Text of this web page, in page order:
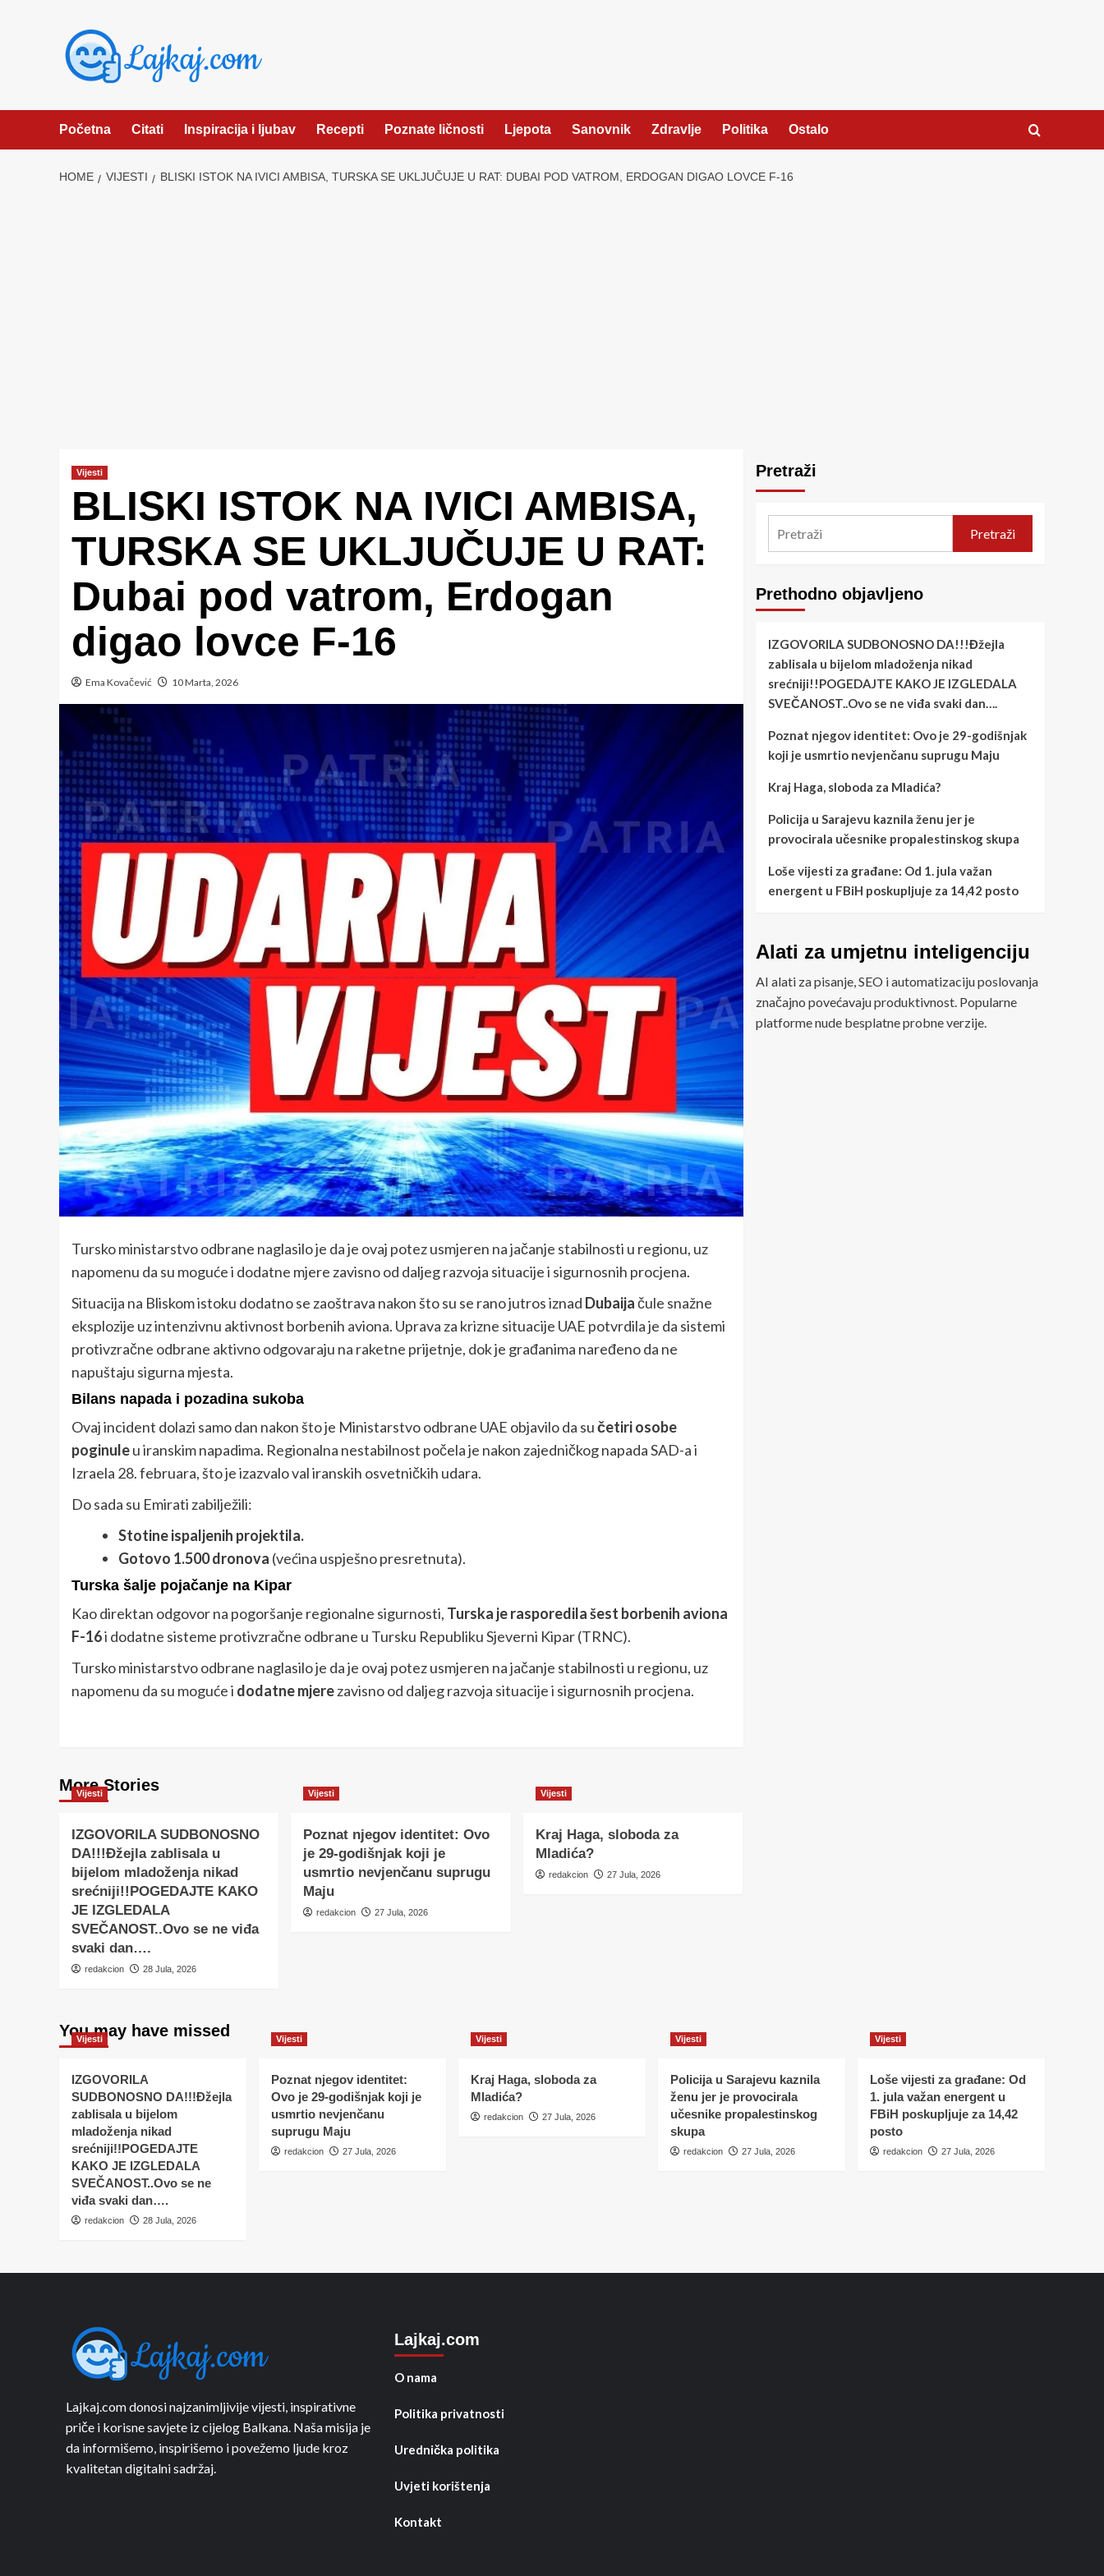
Početna Citati Inspiracija i ljubav Recepti Poznate ličnosti Ljepota Sanovnik Zdravlje Politika Ostalo
HOME VIJESTI BLISKI ISTOK NA IVICI AMBISA, TURSKA SE UKLJUČUJE U RAT: DUBAI POD VATROM, ERDOGAN DIGAO LOVCE F-16
Vijesti
BLISKI ISTOK NA IVICI AMBISA,
TURSKA SE UKLJUČUJE U RAT:
Dubai pod vatrom, Erdogan
digao lovce F-16
Ema Kovačević 10 Marta, 2026
Tursko ministarstvo odbrane naglasilo je da je ovaj potez usmjeren na jačanje stabilnosti u regionu, uz
napomenu da su moguće i dodatne mjere zavisno od daljeg razvoja situacije i sigurnosnih procjena.
Situacija na Bliskom istoku dodatno se zaoštrava nakon što su se rano jutros iznad Dubaijačule snažne
eksplozije uz intenzivnu aktivnost borbenih aviona. Uprava za krizne situacije UAE potvrdila je da sistemi
protivzračne odbrane aktivno odgovaraju na raketne prijetnje, dok je građanima naređeno da ne
napuštaju sigurna mjesta.
Bilans napada i pozadina sukoba
Ovaj incident dolazi samo dan nakon što je Ministarstvo odbrane UAE objavilo da sučetiri osobe
poginuleu iranskim napadima. Regionalna nestabilnost počela je nakon zajedničkog napada SAD-a i
Izraela 28. februara, što je izazvalo val iranskih osvetničkih udara.
Do sada su Emirati zabilježili:
Stotine ispaljenih projektila.
Gotovo 1.500 dronova (većina uspješno presretnuta).
Turska šalje pojačanje na Kipar
Kao direktan odgovor na pogoršanje regionalne sigurnosti, Turska je rasporedila šest borbenih aviona
F-16i dodatne sisteme protivzračne odbrane u Tursku Republiku Sjeverni Kipar (TRNC).
Tursko ministarstvo odbrane naglasilo je da je ovaj potez usmjeren na jačanje stabilnosti u regionu, uz
napomenu da su moguće i dodatne mjerezavisno od daljeg razvoja situacije i sigurnosnih procjena.
More Stories
Vijesti
IZGOVORILA SUDBONOSNO
DA!!!Đžejla zablisala u
bijelom mladoženja nikad
srećniji!!POGEDAJTE KAKO
JE IZGLEDALA
SVEČANOST..Ovo se ne viđa
svaki dan….
redakcion 28 Jula, 2026
Vijesti
Poznat njegov identitet: Ovo
je 29-godišnjak koji je
usmrtio nevjenčanu suprugu
Maju
redakcion 27 Jula, 2026
Vijesti
Kraj Haga, sloboda za
Mladića?
redakcion 27 Jula, 2026
Pretraži
Pretraži
Prethodno objavljeno
IZGOVORILA SUDBONOSNO DA!!!Đžejla
zablisala u bijelom mladoženja nikad
srećniji!!POGEDAJTE KAKO JE IZGLEDALA
SVEČANOST..Ovo se ne viđa svaki dan….
Poznat njegov identitet: Ovo je 29-godišnjak
koji je usmrtio nevjenčanu suprugu Maju
Kraj Haga, sloboda za Mladića?
Policija u Sarajevu kaznila ženu jer je
provocirala učesnike propalestinskog skupa
Loše vijesti za građane: Od 1. jula važan
energent u FBiH poskupljuje za 14,42 posto
Alati za umjetnu inteligenciju
AI alati za pisanje, SEO i automatizaciju poslovanja
značajno povećavaju produktivnost. Popularne
platforme nude besplatne probne verzije.
You may have missed
Vijesti
IZGOVORILA
SUDBONOSNO DA!!!Đžejla
zablisala u bijelom
mladoženja nikad
srećniji!!POGEDAJTE
KAKO JE IZGLEDALA
SVEČANOST..Ovo se ne
viđa svaki dan….
redakcion 28 Jula, 2026
Vijesti
Poznat njegov identitet:
Ovo je 29-godišnjak koji je
usmrtio nevjenčanu
suprugu Maju
redakcion 27 Jula, 2026
Vijesti
Kraj Haga, sloboda za
Mladića?
redakcion 27 Jula, 2026
Vijesti
Policija u Sarajevu kaznila
ženu jer je provocirala
učesnike propalestinskog
skupa
redakcion 27 Jula, 2026
Vijesti
Loše vijesti za građane: Od
1. jula važan energent u
FBiH poskupljuje za 14,42
posto
redakcion 27 Jula, 2026
Lajkaj.com donosi najzanimljivije vijesti, inspirativne
priče i korisne savjete iz cijelog Balkana. Naša misija je
da informišemo, inspirišemo i povežemo ljude kroz
kvalitetan digitalni sadržaj.
Lajkaj.com
O nama
Politika privatnosti
Urednička politika
Uvjeti korištenja
Kontakt